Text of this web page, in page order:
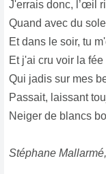
J'errais donc, l’œil
Quand avec du
Et dans le soir, tu
Et j'ai cru voir la
Qui jadis sur mes
Passait, laissant
Neiger de blancs
Stéphane